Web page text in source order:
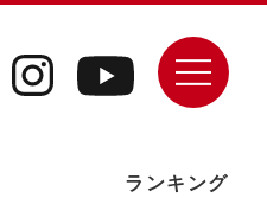
ランキング